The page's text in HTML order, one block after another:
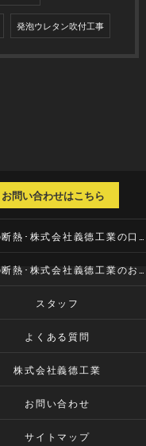
発泡ウレタン吹付工事
お問い合わせはこちら
スタッフ
よくある質問
株式会社義德工業
お問い合わせ
サイトマップ